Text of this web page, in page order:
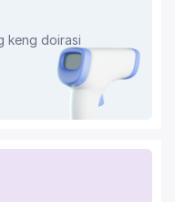
keng doirasi